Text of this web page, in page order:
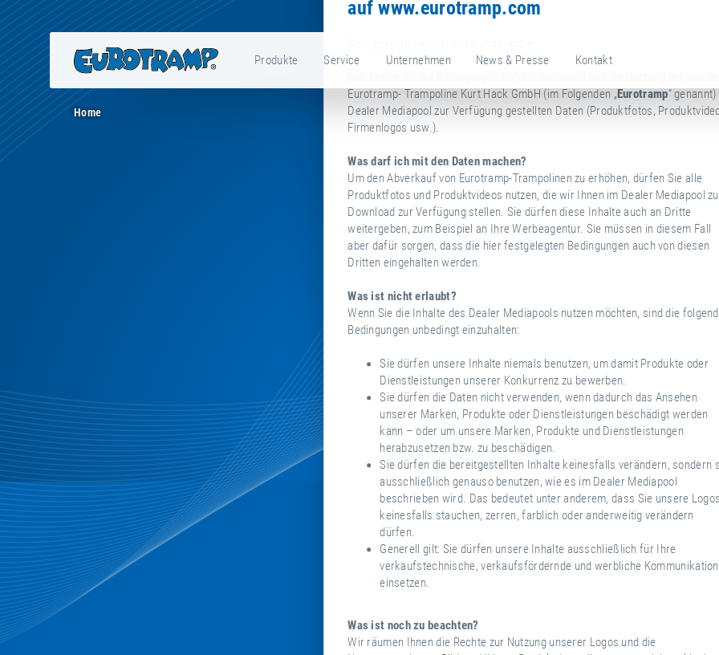
Produkte Service Unternehmen News & Presse Kontakt
Home
auf www.eurotramp.com
Eurotramp- Trampoline Kurt Hack GmbH (im Folgenden „Eurotramp“
Dealer Mediapool zur Verfügung gestellten Daten (Produktfotos,
Firmenlogos usw.).
Was darf ich mit den Daten machen?
Um den Abverkauf von Eurotramp-Trampolinen zu erhöhen, dürfen Sie alle
Produktfotos und Produktvideos nutzen, die wir Ihnen im Dealer Mediapool
Download zur Verfügung stellen. Sie dürfen diese Inhalte auch an Dritte
weitergeben, zum Beispiel an Ihre Werbeagentur. Sie müssen in diesem Fall
aber dafür sorgen, dass die hier festgelegten Bedingungen auch von diesen
Dritten eingehalten werden.
Was ist nicht erlaubt?
Wenn Sie die Inhalte des Dealer Mediapools nutzen möchten, sind die
Bedingungen unbedingt einzuhalten:
Sie dürfen unsere Inhalte niemals benutzen, um damit Produkte oder
Dienstleistungen unserer Konkurrenz zu bewerben.
Sie dürfen die Daten nicht verwenden, wenn dadurch das Ansehen
unserer Marken, Produkte oder Dienstleistungen beschädigt werden
kann – oder um unsere Marken, Produkte und Dienstleistungen
herabzusetzen bzw. zu beschädigen.
Sie dürfen die bereitgestellten Inhalte keinesfalls verändern, sondern
ausschließlich genauso benutzen, wie es im Dealer Mediapool
beschrieben wird. Das bedeutet unter anderem, dass Sie unsere Logos
keinesfalls stauchen, zerren, farblich oder anderweitig verändern
dürfen.
Generell gilt: Sie dürfen unsere Inhalte ausschließlich für Ihre
verkaufstechnische, verkaufsfördernde und werbliche Kommunikation
einsetzen.
Was ist noch zu beachten?
Wir räumen Ihnen die Rechte zur Nutzung unserer Logos und die